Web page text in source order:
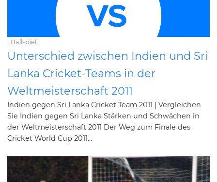
Ballspiel
Unterschied zwischen Indien und Sri
Lanka Cricket-Teams in der
Weltmeisterschaft 2011
Indien gegen Sri Lanka Cricket Team 2011 | Vergleichen
Sie Indien gegen Sri Lanka Stärken und Schwächen in
der Weltmeisterschaft 2011 Der Weg zum Finale des
Cricket World Cup 2011...